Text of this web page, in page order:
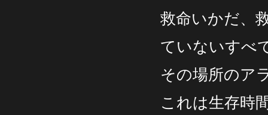
救命いかだ、
ていないすべ
その場所のア
これは生存時